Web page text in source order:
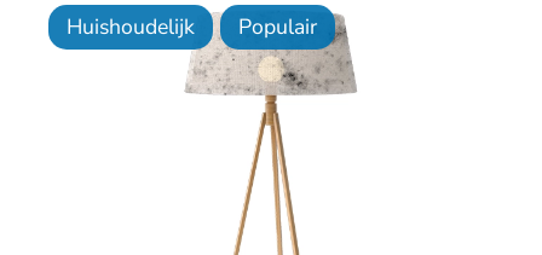
Huishoudelijk Populair